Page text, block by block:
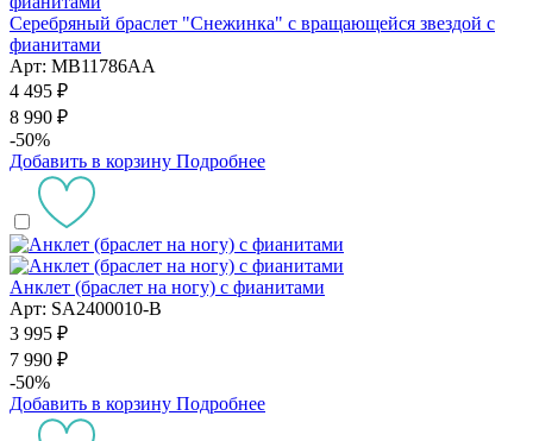
Серебряный браслет "Снежинка" с вращающейся звездой с
фианитами
Арт: MB11786AA
4 495 ₽
8 990 ₽
-50%
Добавить в корзину Подробнее
Анклет (браслет на ногу) с фианитами
Арт: SA2400010-B
3 995 ₽
7 990 ₽
-50%
Добавить в корзину Подробнее